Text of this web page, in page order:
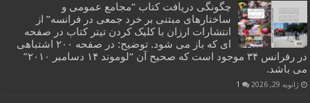
چگونگی دریافت کتاب “مجامع عمومی و
ساختارهای مبتنی بر خرد جمعی در فرانسه” از
انتشارات ارزان با کلیک کردن تیتر کتاب در صفحه
ای که باز می شود. توضیح: در صفحه ۲۰۰ اشتباهی
در رفرانس ۳۴ موجود است که صحیح آن “لوموند ۱۴ دسامبر ۲۰۱۰”
می باشد.
ژانویه 29, 2026 1